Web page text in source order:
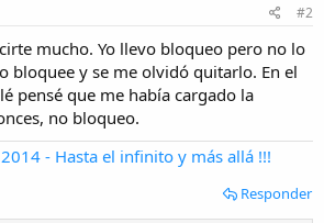
#2
mucho. Yo llevo bloqueo pero no lo
bloquee y se me olvidó quitarlo. En el
pensé que me había cargado la
no bloqueo.
- Hasta el infinito y más allá !!!
Responder